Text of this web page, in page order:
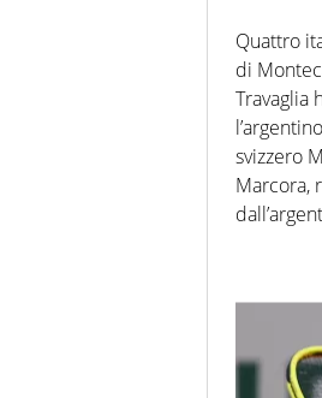
Quattro
di
Travaglia
svizzero
Marcora,